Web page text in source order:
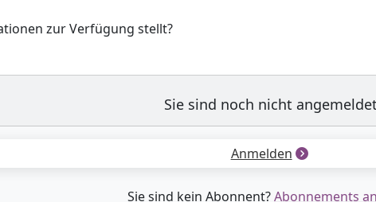
zur Verfügung stellt?
Sie sind noch nicht
Anmelden
Sie sind kein Abonnent?Abonnements